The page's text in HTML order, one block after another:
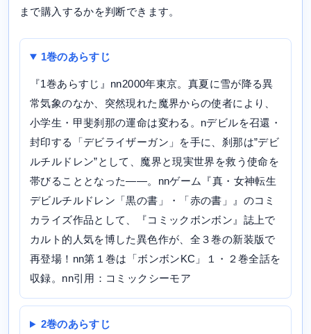
まで購入するかを判断できます。
1巻のあらすじ
『1巻あらすじ』nn2000年東京。真夏に雪が降る異
常気象のなか、突然現れた魔界からの使者により、
小学生・甲斐刹那の運命は変わる。nデビルを召還・
封印する「デビライザーガン」を手に、刹那は”デビ
ルチルドレン”として、魔界と現実世界を救う使命を
帯びることとなった――。nnゲーム『真・女神転生
デビルチルドレン「黒の書」・「赤の書」』のコミ
カライズ作品として、『コミックボンボン』誌上で
カルト的人気を博した異色作が、全３巻の新装版で
再登場！nn第１巻は「ボンボンKC」１・２巻全話を
収録。nn引用：コミックシーモア
2巻のあらすじ